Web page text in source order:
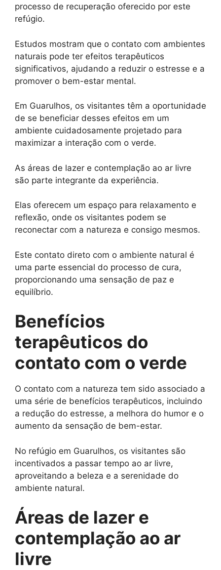
processo de recuperação oferecido por este
refúgio.
Estudos mostram que o contato com ambientes
naturais pode ter efeitos terapêuticos
significativos, ajudando a reduzir o estresse e a
promover o bem-estar mental.
Em Guarulhos, os visitantes têm a oportunidade
de se beneficiar desses efeitos em um
ambiente cuidadosamente projetado para
maximizar a interação com o verde.
As áreas de lazer e contemplação ao ar livre
são parte integrante da experiência.
Elas oferecem um espaço para relaxamento e
reflexão, onde os visitantes podem se
reconectar com a natureza e consigo mesmos.
Este contato direto com o ambiente natural é
uma parte essencial do processo de cura,
proporcionando uma sensação de paz e
equilíbrio.
Benefícios
terapêuticos do
contato com o verde
O contato com a natureza tem sido associado a
uma série de benefícios terapêuticos, incluindo
a redução do estresse, a melhora do humor e o
aumento da sensação de bem-estar.
No refúgio em Guarulhos, os visitantes são
incentivados a passar tempo ao ar livre,
aproveitando a beleza e a serenidade do
ambiente natural.
Áreas de lazer e
contemplação ao ar
livre